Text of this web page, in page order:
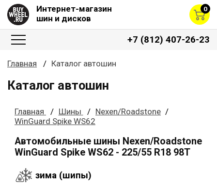
Интернет-магазин
шин и дисков
0
+7 (812) 407-26-23
Главная Каталог автошин
Каталог автошин
Главная Шины
Nexen/Roadstone
WinGuard Spike WS62
Автомобильные шины Nexen/Roadstone
WinGuard Spike WS62 - 225/55 R18 98T
зима (шипы)